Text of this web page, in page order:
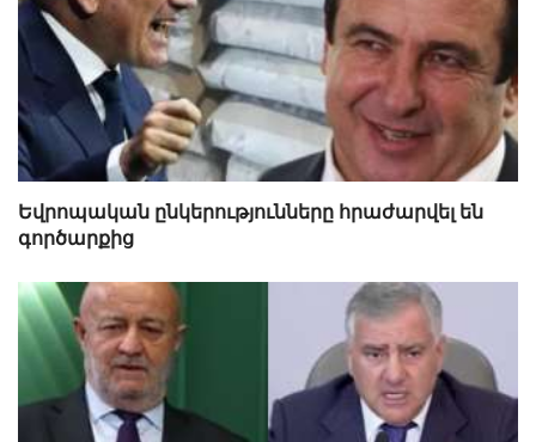
Եվրոպական ընկերությունները հրաժարվել են
գործարքից